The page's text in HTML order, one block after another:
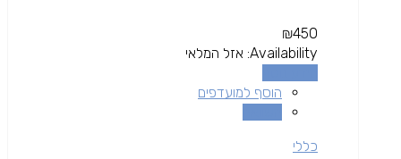
₪450
Availability: אזל המלאי
הוסף למועדפים
כללי